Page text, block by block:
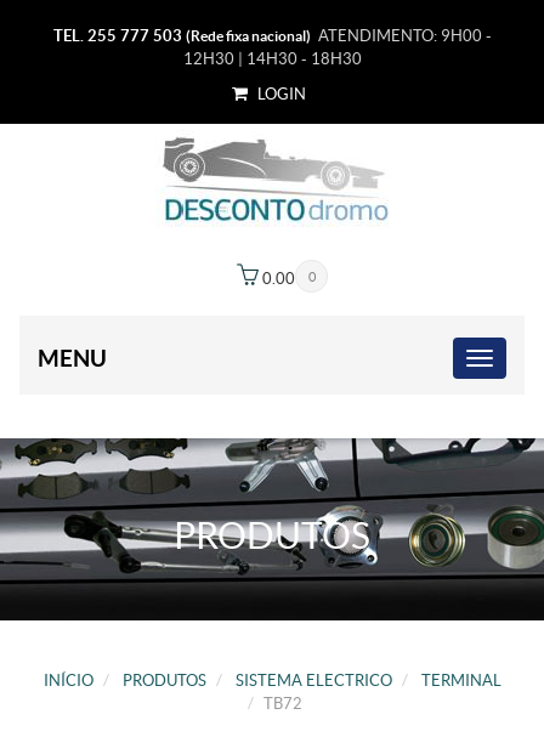
TEL. 255 777 503 (Rede fixa nacional) ATENDIMENTO: 9H00 -
12H30 | 14H30 - 18H30
LOGIN
0
0.00
MENU
PRODUTOS
INÍCIO PRODUTOS SISTEMA ELECTRICO
TERMINAL
TB72